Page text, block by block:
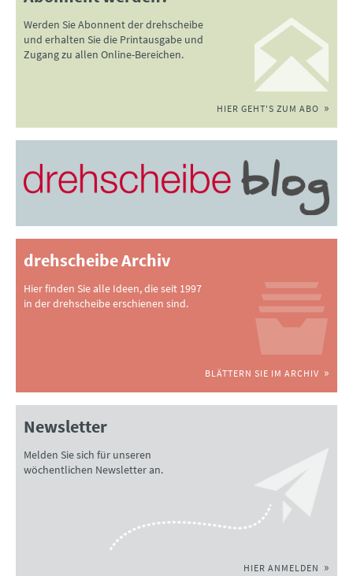
Werden Sie Abonnent der drehscheibe
und erhalten Sie die Printausgabe und
Zugang zu allen Online-Bereichen.
HIER GEHT'S ZUM ABO
drehscheibe Archiv
Hier finden Sie alle Ideen, die seit 1997
in der drehscheibe erschienen sind.
BLÄTTERN SIE IM ARCHIV
Newsletter
Melden Sie sich für unseren
wöchentlichen Newsletter an.
HIER ANMELDEN